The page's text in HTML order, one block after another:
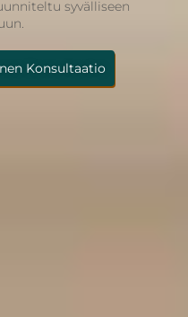
syvälliseen
Konsultaatio